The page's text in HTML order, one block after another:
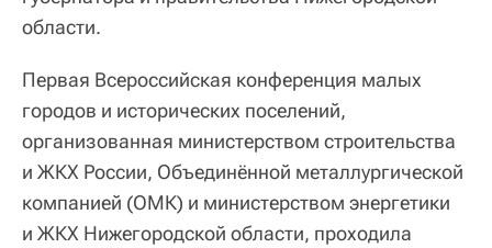
области.
Первая Всероссийская конференция малых
городов и исторических поселений,
организованная министерством строительства
и ЖКХ России, Объединённой металлургической
компанией (ОМК) и министерством энергетики
и ЖКХ Нижегородской области, проходила